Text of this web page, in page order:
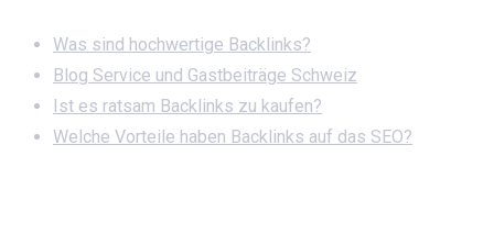
Was sind hochwertige Backlinks?
Blog Service und Gastbeiträge Schweiz
Ist es ratsam Backlinks zu kaufen?
Welche Vorteile haben Backlinks auf das SEO?